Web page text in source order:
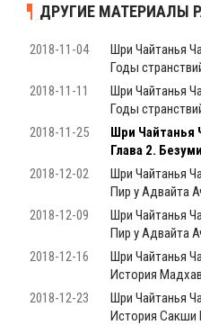
ДРУГИЕ МАТЕРИАЛЫ
2018-11-04
Шри Чайтанья
Годы
2018-11-11
Шри Чайтанья
Годы
2018-11-25
Шри Чайтанья
Глава 2.
2018-12-02
Шри Чайтанья
Пир у Адвайта
2018-12-09
Шри Чайтанья
Пир у Адвайта
2018-12-16
Шри Чайтанья
История
2018-12-23
Шри Чайтанья
История Сакши